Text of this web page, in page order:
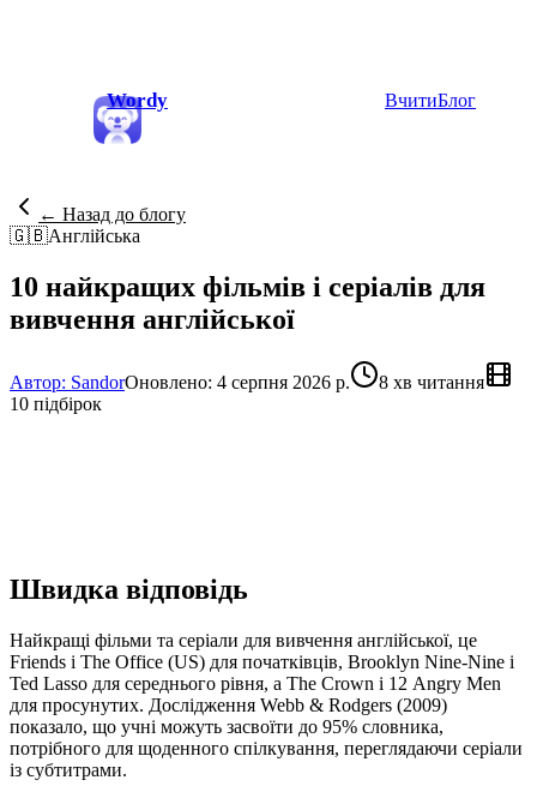
Wordy ВчитиБлог
← Назад до блогу
🇬🇧Англійська
10 найкращих фільмів і серіалів для
вивчення англійської
Автор: SandorОновлено: 4 серпня 2026 р.
8 хв читання
10 підбірок
Швидка відповідь
Найкращі фільми та серіали для вивчення англійської, це
Friends і The Office (US) для початківців, Brooklyn Nine-Nine і
Ted Lasso для середнього рівня, а The Crown і 12 Angry Men
для просунутих. Дослідження Webb & Rodgers (2009)
показало, що учні можуть засвоїти до 95% словника,
потрібного для щоденного спілкування, переглядаючи серіали
із субтитрами.